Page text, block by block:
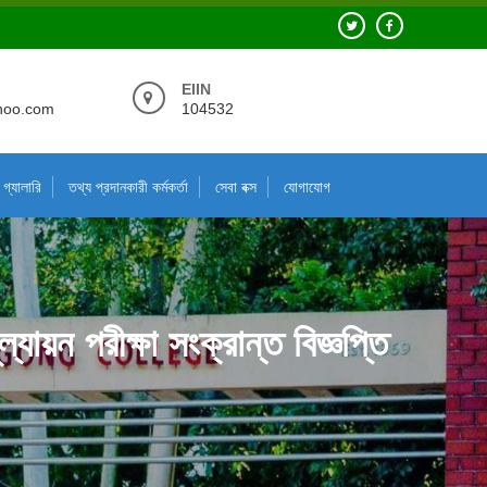
EIIN
104532
গ্যালারি তথ্য প্রদানকারী কর্মকর্তা সেবা বক্স যোগাযোগ
পরীক্ষা সংক্রান্ত বিজ্ঞপ্তি